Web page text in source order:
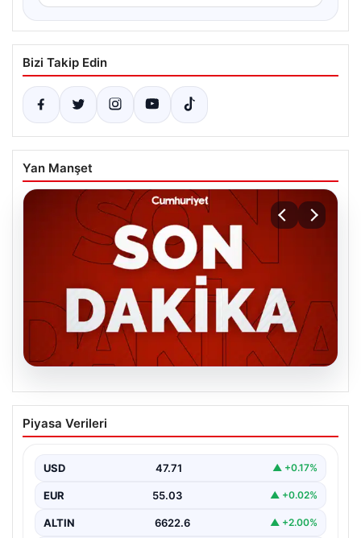
Bizi Takip Edin
Yan Manşet
MGK’den 8 maddelik kritik bildiri: Dikkat
çeken ‘Terörsüz Bölge’ vurgusu
Piyasa Verileri
USD 47.71 ▲ +0.17%
EUR 55.03 ▲ +0.02%
ALTIN 6622.6 ▲ +2.00%